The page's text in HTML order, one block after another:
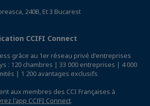
240B, Et 3 Bucarest
CCIFI Connect
grâce au 1er réseau privé d'entreprises
: 120 chambres | 33 000 entreprises | 4 000
| 1 200 avantages exclusifs
aux membres des CCI Françaises à
l'app CCIFI Connect.